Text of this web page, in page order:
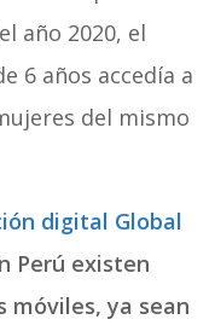
año 2020, el
6 años accedía a
del mismo
digital Global
Perú existen
móviles, ya sean